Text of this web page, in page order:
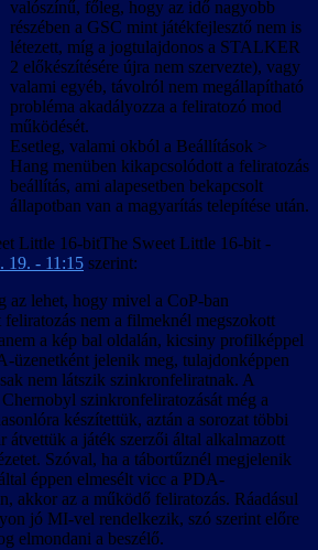
valószínű, főleg, hogy az idő nagyobb
részében a GSC mint játékfejlesztő nem is
létezett, míg a jogtulajdonos a STALKER
2 előkészítésére újra nem szervezte), vagy
valami egyéb, távolról nem megállapítható
probléma akadályozza a feliratozó mod
működését.
Esetleg, valami okból a Beállítások >
Hang menüben kikapcsolódott a feliratozás
beállítás, ami alapesetben bekapcsolt
állapotban van a magyarítás telepítése után.
The Sweet Little 16-bit -
19. - 11:15 szerint:
az lehet, hogy mivel a CoP-ban
feliratozás nem a filmeknél megszokott
a kép bal oldalán, kicsiny profilképpel
üzenetként jelenik meg, tulajdonképpen
nem látszik szinkronfeliratnak. A
szinkronfeliratozását még a
készítettük, aztán a sorozat többi
átvettük a játék szerzői által alkalmazott
Szóval, ha a tábortűznél megjelenik
éppen elmesélt vicc a PDA-
akkor az a működő feliratozás. Ráadásul
jó MI-vel rendelkezik, szó szerint előre
elmondani a beszélő.